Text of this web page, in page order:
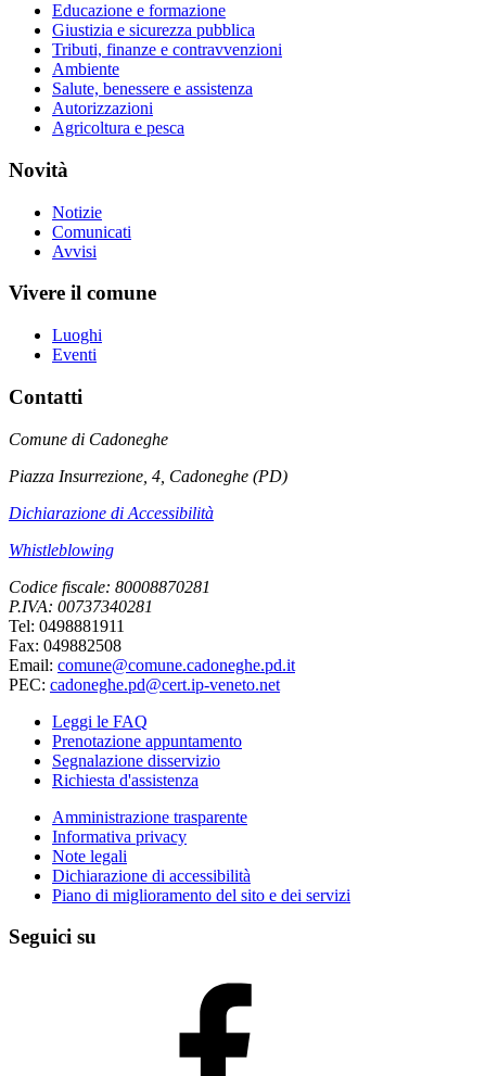
Educazione e formazione
Giustizia e sicurezza pubblica
Tributi, finanze e contravvenzioni
Ambiente
Salute, benessere e assistenza
Autorizzazioni
Agricoltura e pesca
Novità
Notizie
Comunicati
Avvisi
Vivere il comune
Luoghi
Eventi
Contatti
Comune di Cadoneghe
Piazza Insurrezione, 4, Cadoneghe (PD)
Dichiarazione di Accessibilità
Whistleblowing
Codice fiscale: 80008870281
P.IVA: 00737340281
Tel: 0498881911
Fax: 049882508
Email: comune@comune.cadoneghe.pd.it
PEC: cadoneghe.pd@cert.ip-veneto.net
Leggi le FAQ
Prenotazione appuntamento
Segnalazione disservizio
Richiesta d'assistenza
Amministrazione trasparente
Informativa privacy
Note legali
Dichiarazione di accessibilità
Piano di miglioramento del sito e dei servizi
Seguici su